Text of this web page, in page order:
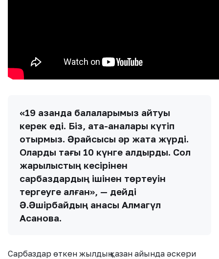
«19 қазанда балаларымыз қайтуы
керек еді. Біз, ата-аналары күтіп
отырмыз. Әрқайсысы әр жақта жүрді.
Оларды тағы 10 күнге қалдырды. Сол
жарылыстың кесірінен
сарбаздардың ішінен төртеуін
тергеуге алған», — дейді
Ә.Әшірбайдың анасы Алмагүл
Асанова.
Сарбаздар өткен жылдың қазан айында әскери